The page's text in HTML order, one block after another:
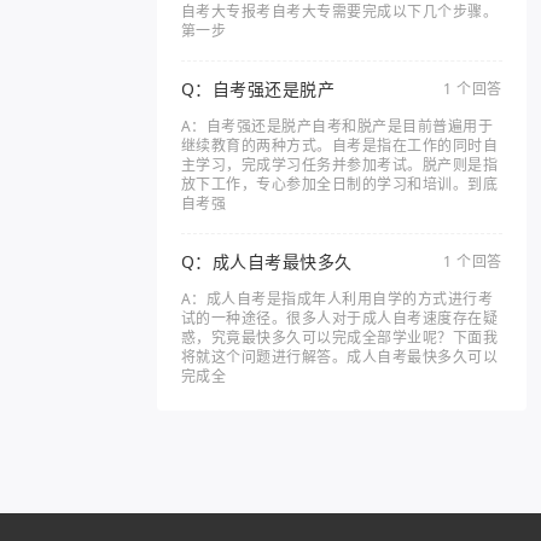
自考大专报考自考大专需要完成以下几个步骤。
第一步
Q：自考强还是脱产
1 个回答
A：自考强还是脱产自考和脱产是目前普遍用于
继续教育的两种方式。自考是指在工作的同时自
主学习，完成学习任务并参加考试。脱产则是指
放下工作，专心参加全日制的学习和培训。到底
自考强
Q：成人自考最快多久
1 个回答
A：成人自考是指成年人利用自学的方式进行考
试的一种途径。很多人对于成人自考速度存在疑
惑，究竟最快多久可以完成全部学业呢？下面我
将就这个问题进行解答。成人自考最快多久可以
完成全